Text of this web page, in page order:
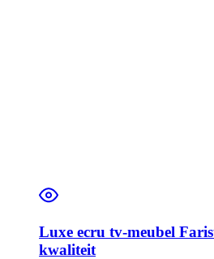
Luxe ecru tv-meubel
kwaliteit